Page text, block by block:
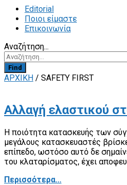
Editorial
Ποιοι είμαστε
Επικοινωνία
Αναζήτηση...
Find
ΑΡΧΙΚΗ / SAFETY FIRST
Αλλαγή ελαστικού
Η ποιότητα κατασκευής των
μεγάλους κατασκευαστές
επίπεδο, ωστόσο αυτό δε
του κλαταρίσματος, έχει
Περισσότερα...